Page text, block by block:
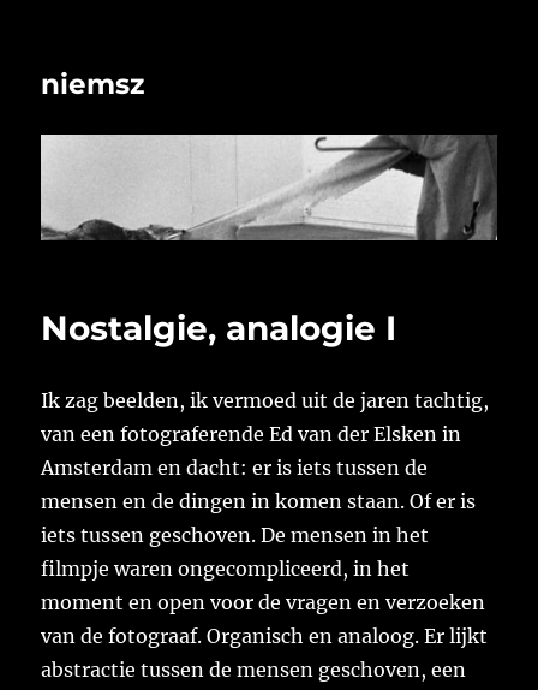
niemsz
Nostalgie, analogie I
Ik zag beelden, ik vermoed uit de jaren tachtig,
van een fotograferende Ed van der Elsken in
Amsterdam en dacht: er is iets tussen de
mensen en de dingen in komen staan. Of er is
iets tussen geschoven. De mensen in het
filmpje waren ongecompliceerd, in het
moment en open voor de vragen en verzoeken
van de fotograaf. Organisch en analoog. Er lijkt
abstractie tussen de mensen geschoven, een